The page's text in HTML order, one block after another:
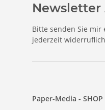
Newsletter
Bitte senden Sie
jederzeit
Paper-Media - SHOP